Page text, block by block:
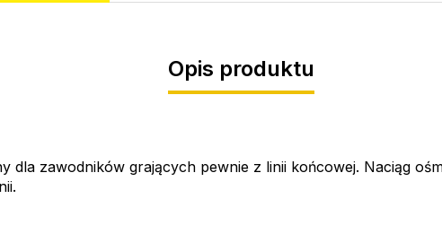
Opis produktu
dla zawodników grających pewnie z linii końcowej. Naciąg